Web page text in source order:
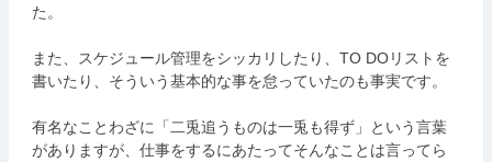
た。
また、スケジュール管理をシッカリしたり、TO DOリストを
書いたり、そういう基本的な事を怠っていたのも事実です。
有名なことわざに「二兎追うものは一兎も得ず」という言葉
がありますが、仕事をするにあたってそんなことは言ってら